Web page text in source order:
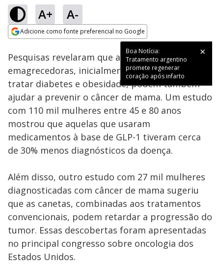
A+ A-
Adicione como fonte preferencial no Google
Boa Notícia:
Tratamento argentino
promete regenerar
coração após infarto
Ativar
Loaded:
44.73%
Pesquisas revelaram que as canetas
emagrecedoras, inicialmente usadas para
tratar diabetes e obesidade, podem também
ajudar a prevenir o câncer de mama. Um estudo
com 110 mil mulheres entre 45 e 80 anos
mostrou que aquelas que usaram
medicamentos à base de GLP-1 tiveram cerca
de 30% menos diagnósticos da doença.
Além disso, outro estudo com 27 mil mulheres
diagnosticadas com câncer de mama sugeriu
que as canetas, combinadas aos tratamentos
convencionais, podem retardar a progressão do
tumor. Essas descobertas foram apresentadas
no principal congresso sobre oncologia dos
Estados Unidos.